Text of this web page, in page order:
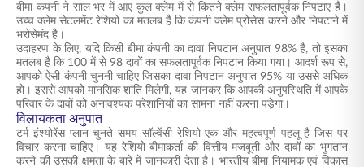
बीमा कंपनी ने साल भर में आए कुल क्लेम में से कितने क्लेम सफलतापूर्वक निपटाए हैं।
उच्च क्लेम सेटलमेंट रेशियो का मतलब है कि कंपनी क्लेम प्रोसेस करने और निपटाने में
भरोसेमंद है।
उदाहरण के लिए, यदि किसी बीमा कंपनी का दावा निपटान अनुपात 98% है, तो इसका
मतलब है कि 100 में से 98 दावों का सफलतापूर्वक निपटान किया गया। आदर्श रूप से,
आपको ऐसी कंपनी चुननी चाहिए जिसका दावा निपटान अनुपात 95% या उससे अधिक
हो। इससे आपको मानसिक शांति मिलेगी, यह जानकर कि आपकी अनुपस्थिति में आपके
परिवार के दावों को अनावश्यक परेशानियों का सामना नहीं करना पड़ेगा।
विलायकता अनुपात
टर्म इंश्योरेंस प्लान चुनते समय सॉल्वेंसी रेशियो एक और महत्वपूर्ण पहलू है जिस पर
विचार करना चाहिए। यह रेशियो बीमाकर्ता की वित्तीय मजबूती और दावों का भुगतान
करने की उसकी क्षमता के बारे में जानकारी देता है। भारतीय बीमा नियामक एवं विकास